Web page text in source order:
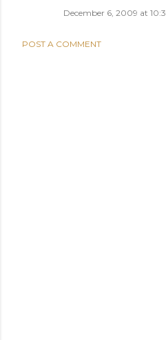
December 6, 2009 at
POST A COMMENT